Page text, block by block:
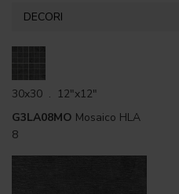
DECORI
30x30 . 12"x12"
G3LA08MO Mosaico HLA
8